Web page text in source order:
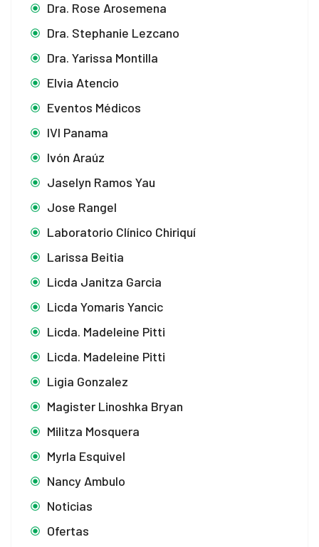
Dra. Rose Arosemena
Dra. Stephanie Lezcano
Dra. Yarissa Montilla
Elvia Atencio
Eventos Médicos
IVI Panama
Ivón Araúz
Jaselyn Ramos Yau
Jose Rangel
Laboratorio Clínico Chiriquí
Larissa Beitia
Licda Janitza Garcia
Licda Yomaris Yancic
Licda. Madeleine Pitti
Licda. Madeleine Pitti
Ligia Gonzalez
Magister Linoshka Bryan
Militza Mosquera
Myrla Esquivel
Nancy Ambulo
Noticias
Ofertas